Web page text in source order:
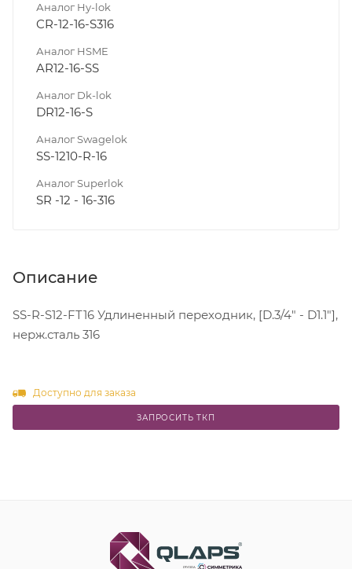
Аналог Hy-lok
CR-12-16-S316
Аналог HSME
AR12-16-SS
Аналог Dk-lok
DR12-16-S
Аналог Swagelok
SS-1210-R-16
Аналог Superlok
SR -12 - 16-316
Описание
SS-R-S12-FT16 Удлиненный переходник, [D.3/4" - D1.1"],
нерж.сталь 316
Доступно для заказа
ЗАПРОСИТЬ ТКП